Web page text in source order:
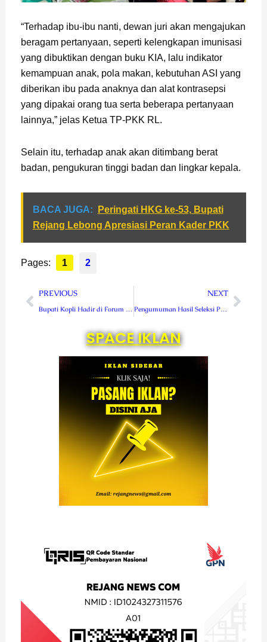
“Terhadap ibu-ibu nanti, dewan juri akan mengajukan
beragam pertanyaan, seperti kelengkapan imunisasi
yang dibuktikan dengan buku KIA, lalu indikator
kemampuan anak, pola makan, kebutuhan ASI yang
diberikan ibu pada anaknya dan alat kontrasepsi
yang dipakai orang tua serta beberapa pertanyaan
lainnya,” jelas Ketua TP-PKK RL.
Selain itu, terhadap anak akan ditimbang berat
badan, pengukuran tinggi badan dan lingkar kepala.
BACA JUGA:
Peringati HKG ke-53, Bupati
Rejang Lebong Apresiasi Peran Kader PKK
Pages: 1 2
Prev
PREVIOUS
Bupati Kopli Hadir di Forum Internasional WWF ke-10 di Bali
NEXT
Pengumuman Hasil Seleksi PPS Pilkada Lebong, Berikut Nama-nama yang Dinyatakan Lulus
Next
SPACE IKLAN